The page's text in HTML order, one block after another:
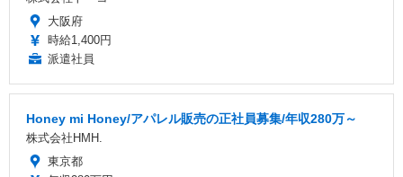
大阪府
時給1,400円
派遣社員
Honey mi Honey/アパレル販売の正社員募集/年収280万～
株式会社HMH.
東京都